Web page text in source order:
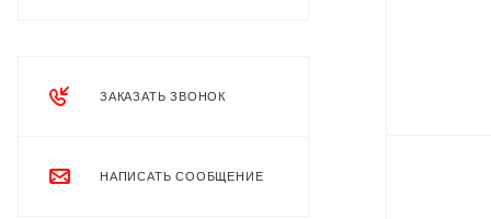
ЗАКАЗАТЬ ЗВОНОК
НАПИСАТЬ СООБЩЕНИЕ